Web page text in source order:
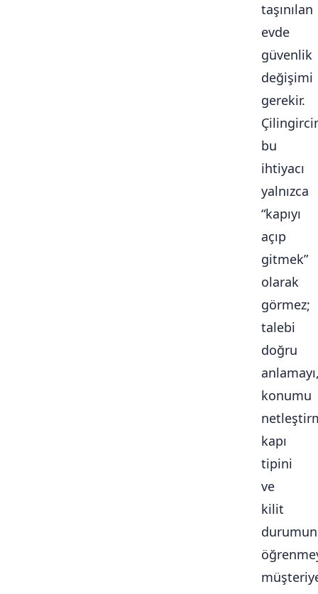
taşınılan
evde
güvenlik
değişimi
gerekir.
bu
ihtiyacı
yalnızca
“kapıyı
açıp
gitmek”
olarak
görmez;
talebi
doğru
konumu
kapı
tipini
ve
kilit